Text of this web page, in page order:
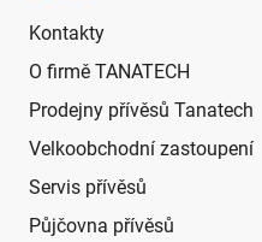
Kontakty
O firmě TANATECH
Prodejny přívěsů Tanatech
Velkoobchodní zastoupení
Servis přívěsů
Půjčovna přívěsů